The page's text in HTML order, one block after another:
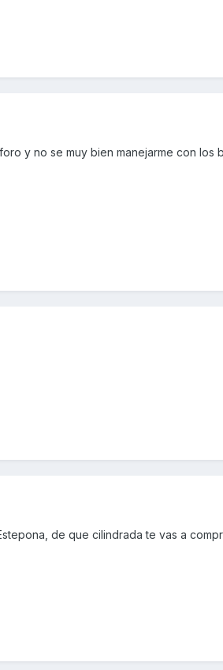
y no se muy bien manejarme con los
de que cilindrada te vas a